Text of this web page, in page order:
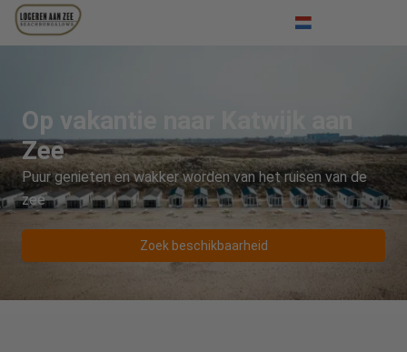
Inloggen
Op vakantie naar Katwijk aan
Zee
Puur genieten en wakker worden van het ruisen van de
zee
Zoek beschikbaarheid